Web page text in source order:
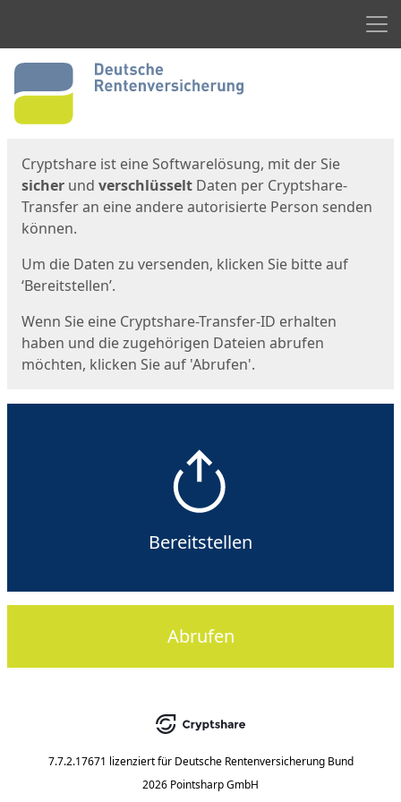
Start
Cryptshare ist eine Softwarelösung, mit der Sie
sicher und verschlüsselt Daten per Cryptshare-
Transfer an eine andere autorisierte Person senden
können.
Um die Daten zu versenden, klicken Sie bitte auf
‘Bereitstellen’.
Wenn Sie eine Cryptshare-Transfer-ID erhalten
haben und die zugehörigen Dateien abrufen
möchten, klicken Sie auf 'Abrufen'.
Bereitstellen
Abrufen
7.7.2.17671 lizenziert für Deutsche Rentenversicherung Bund
2026 Pointsharp GmbH